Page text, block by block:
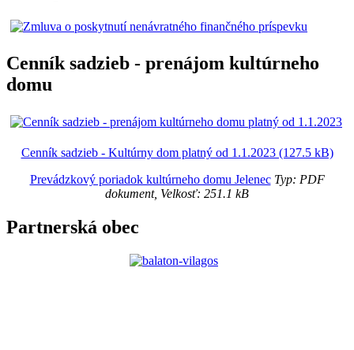
Cenník sadzieb - prenájom kultúrneho
domu
Cenník sadzieb - Kultúrny dom platný od 1.1.2023 (127.5 kB)
Prevádzkový poriadok kultúrneho domu JelenecTyp: PDF
dokument, Velkosť: 251.1 kB
Partnerská obec